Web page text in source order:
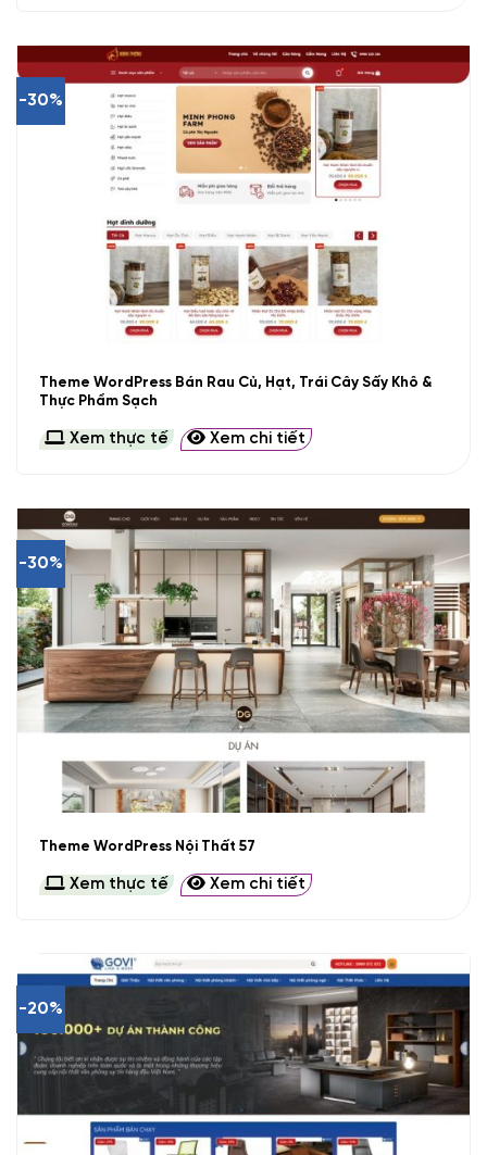
-30%
Theme WordPress Bán Rau Củ, Hạt, Trái Cây Sấy Khô &
Thực Phẩm Sạch
Xem thực tế Xem chi tiết
-30%
Theme WordPress Nội Thất 57
Xem thực tế Xem chi tiết
-20%